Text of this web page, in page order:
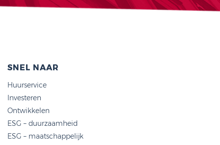
SNEL NAAR
Huurservice
Investeren
Ontwikkelen
ESG – duurzaamheid
ESG – maatschappelijk